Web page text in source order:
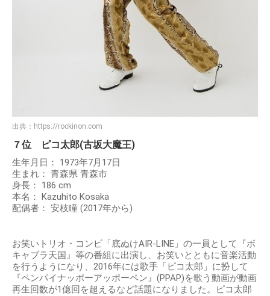
出典： https://rockinon.com
７位 ピコ太郎(古坂大魔王)
生年月日： 1973年7月17日
生まれ： 青森県 青森市
身長： 186 cm
本名： Kazuhito Kosaka
配偶者： 安枝瞳 (2017年から)
お笑いトリオ・コンビ「底ぬけAIR-LINE」の一員として『ボ
キャブラ天国』等の番組に出演し、お笑いとともに音楽活動
を行うようになり、2016年には歌手「ピコ太郎」に扮して
『ペンパイナッポーアッポーペン』(PPAP)を歌う動画が動画
再生回数が1億回を超えるなど話題になりました。ピコ太郎